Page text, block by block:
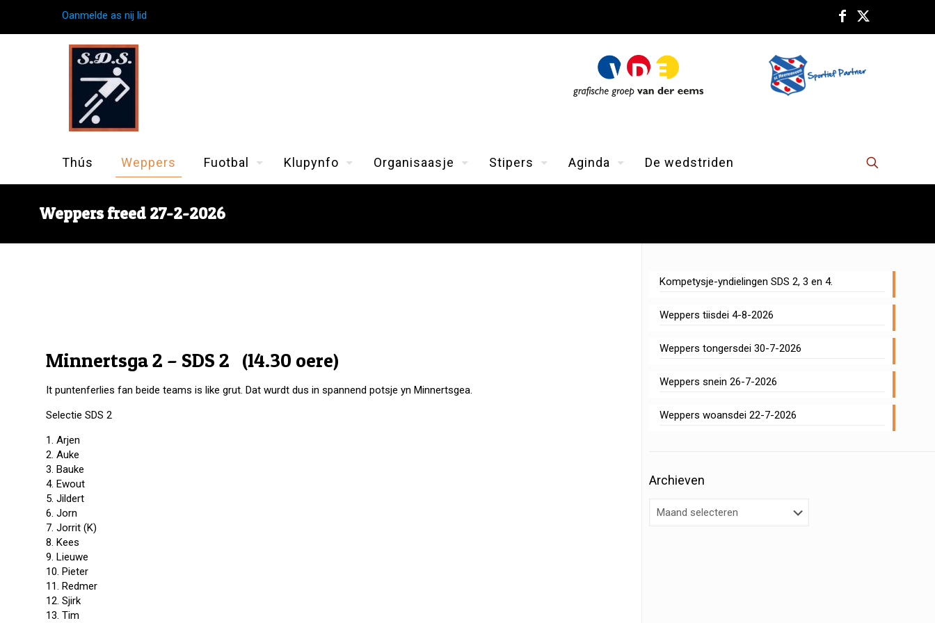
Oanmelde as nij lid
Thús Weppers Fuotbal Klupynfo Organisaasje Stipers Aginda De wedstriden
Weppers freed 27-2-2026
Minnertsga 2 – SDS 2 (14.30 oere)
It puntenferlies fan beide teams is like grut. Dat wurdt dus in spannend potsje yn Minnertsgea.
Selectie SDS 2
1. Arjen
2. Auke
3. Bauke
4. Ewout
5. Jildert
6. Jorn
7. Jorrit (K)
8. Kees
9. Lieuwe
10. Pieter
11. Redmer
12. Sjirk
13. Tim
Kompetysje-yndielingen SDS 2, 3 en 4.
Weppers tiisdei 4-8-2026
Weppers tongersdei 30-7-2026
Weppers snein 26-7-2026
Weppers woansdei 22-7-2026
Archieven